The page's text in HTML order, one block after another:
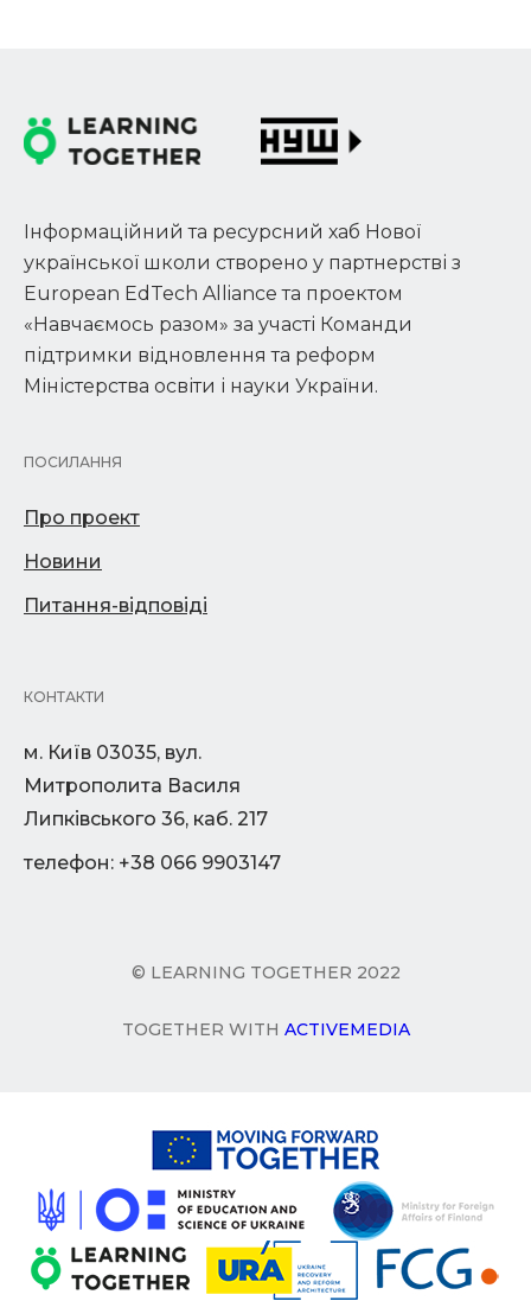
Інформаційний та ресурсний хаб Нової
української школи створено у партнерстві з
European EdTech Alliance та проектом
«Навчаємось разом» за участі Команди
підтримки відновлення та реформ
Міністерства освіти і науки України.
ПОСИЛАННЯ
Про проект
Новини
Питання-відповіді
КОНТАКТИ
м. Київ 03035, вул.
Митрополита Василя
Липківського 36, каб. 217
телефон: +38 066 9903147
© LEARNING TOGETHER 2022
TOGETHER WITH ACTIVEMEDIA